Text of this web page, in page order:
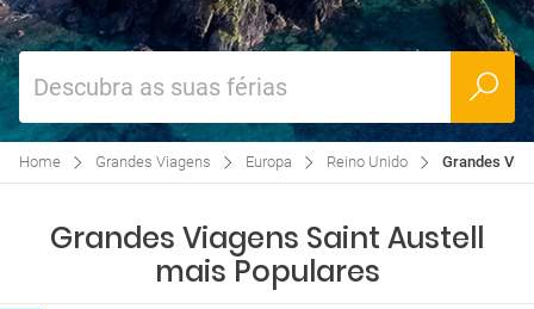
Descubra as suas férias
Home Grandes Viagens Europa Reino Unido Grandes
Grandes Viagens Saint Austell
mais Populares